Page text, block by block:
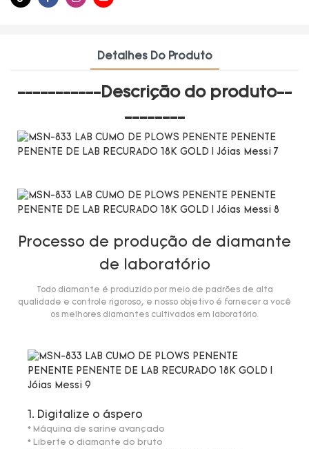
Detalhes Do Produto
-----------Descrição do produto--
--------
Processo de produção de diamante
de laboratório
Todo diamante é produzido por meio de padrões de alta
qualidade e controle rigoroso, e nosso objetivo é fornecer a você
os melhores diamantes cultivados em laboratório.
1. Digitalize o áspero
* Máquina de sarine avançado
* Liberte o diamante do bruto